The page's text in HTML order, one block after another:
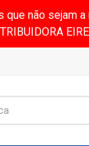
não sejam